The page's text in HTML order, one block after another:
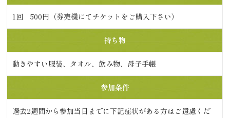
1回 500円（券売機にてチケットをご購入下さい）
持ち物
動きやすい服装、タオル、飲み物、母子手帳
参加条件
過去2週間から参加当日までに下記症状がある方はご遠慮くだ